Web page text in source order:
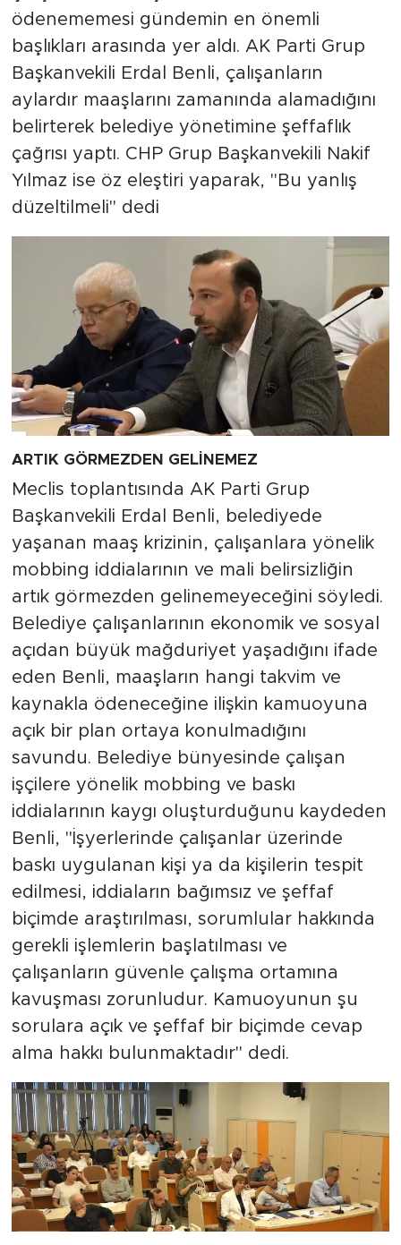
ödenememesi gündemin en önemli
başlıkları arasında yer aldı. AK Parti Grup
Başkanvekili Erdal Benli, çalışanların
aylardır maaşlarını zamanında alamadığını
belirterek belediye yönetimine şeffaflık
çağrısı yaptı. CHP Grup Başkanvekili Nakif
Yılmaz ise öz eleştiri yaparak, "Bu yanlış
düzeltilmeli" dedi
ARTIK GÖRMEZDEN GELİNEMEZ
Meclis toplantısında AK Parti Grup
Başkanvekili Erdal Benli, belediyede
yaşanan maaş krizinin, çalışanlara yönelik
mobbing iddialarının ve mali belirsizliğin
artık görmezden gelinemeyeceğini söyledi.
Belediye çalışanlarının ekonomik ve sosyal
açıdan büyük mağduriyet yaşadığını ifade
eden Benli, maaşların hangi takvim ve
kaynakla ödeneceğine ilişkin kamuoyuna
açık bir plan ortaya konulmadığını
savundu. Belediye bünyesinde çalışan
işçilere yönelik mobbing ve baskı
iddialarının kaygı oluşturduğunu kaydeden
Benli, "İşyerlerinde çalışanlar üzerinde
baskı uygulanan kişi ya da kişilerin tespit
edilmesi, iddiaların bağımsız ve şeffaf
biçimde araştırılması, sorumlular hakkında
gerekli işlemlerin başlatılması ve
çalışanların güvenle çalışma ortamına
kavuşması zorunludur. Kamuoyunun şu
sorulara açık ve şeffaf bir biçimde cevap
alma hakkı bulunmaktadır" dedi.